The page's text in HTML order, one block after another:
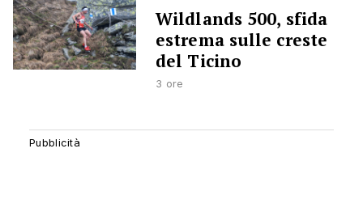
Wildlands 500, sfida
estrema sulle creste
del Ticino
3 ore